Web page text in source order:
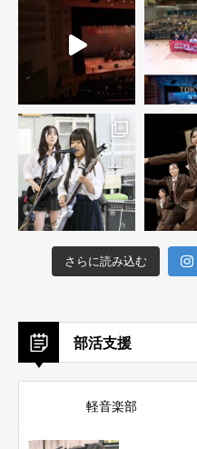
さらに読み込む
部活支援
軽音楽部